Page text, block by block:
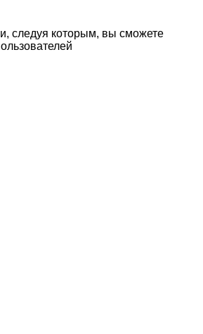
следуя которым, вы сможете